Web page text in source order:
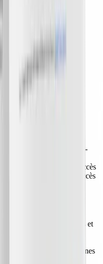
controls
(IAM)
(RBAC, ABAC)
en particulier les
IAM et supprimez des
transit (TLS 1.2/1.3, AES-
et des contrôles d'accès
pour détecter des accès
avec des security groups et
endpoints privés)
les communications internes